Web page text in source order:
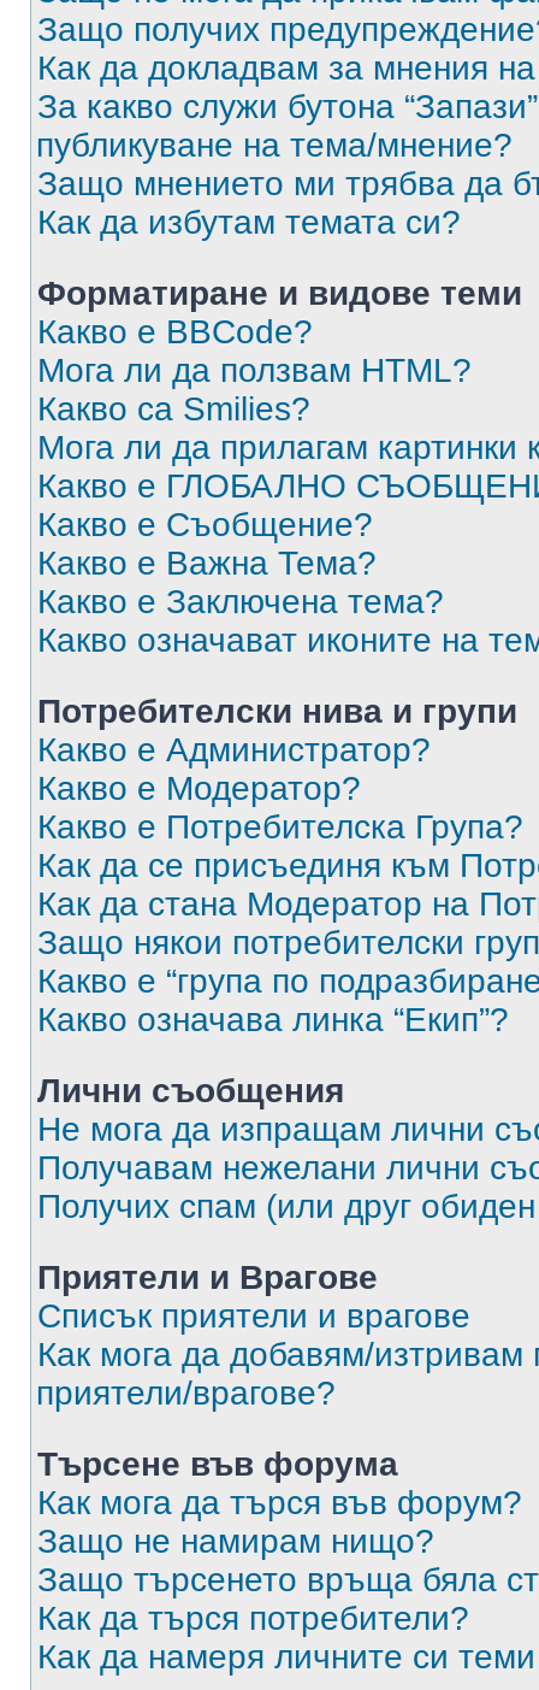
Защо получих
Как да докладвам за мнения
За какво служи бутона
публикуване на тема/мнение?
Защо мнението ми трябва да
Как да избутам темата си?
Форматиране и видове теми
Какво е BBCode?
Мога ли да ползвам HTML?
Какво са Smilies?
Мога ли да прилагам
Какво е ГЛОБАЛНО
Какво е Съобщение?
Какво е Важна Тема?
Какво е Заключена тема?
Какво означават иконите на
Потребителски нива и групи
Какво е Администратор?
Какво е Модератор?
Какво е Потребителска Група?
Как да се присъединя към
Как да стана Модератор на
Защо някои потребителски
Какво е “група по
Какво означава линка “Екип”?
Лични съобщения
Не мога да изпращам лични
Получавам нежелани лични
Получих спам (или друг
Приятели и Врагове
Списък приятели и врагове
Как мога да добавям/изтривам
приятели/врагове?
Търсене във форума
Как мога да търся във форум?
Защо не намирам нищо?
Защо търсенето връща бяла
Как да търся потребители?
Как да намеря личните си